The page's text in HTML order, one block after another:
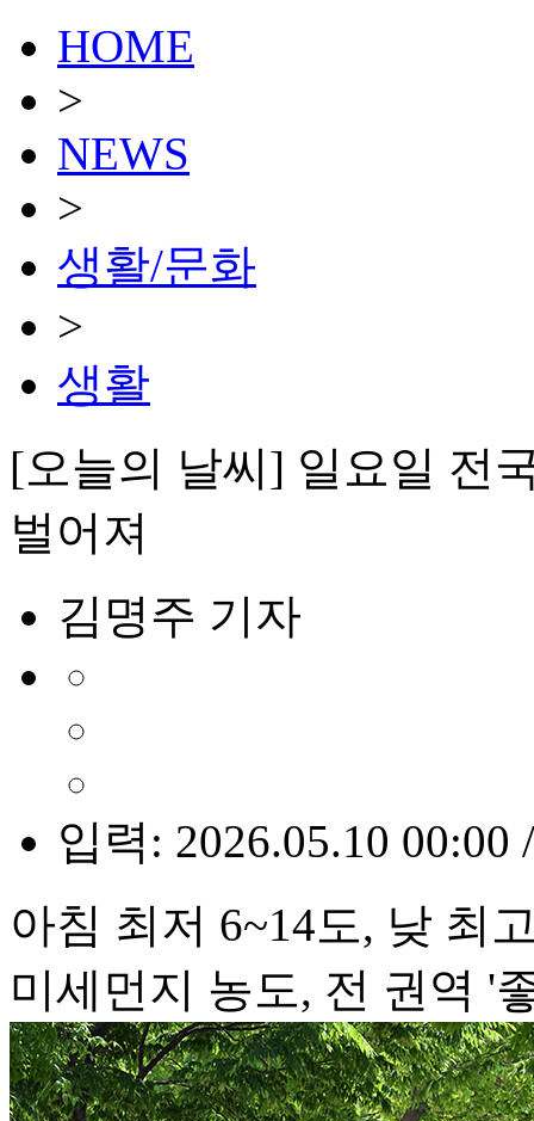
HOME
>
NEWS
>
생활/문화
>
생활
[오늘의 날씨] 일요일 전
벌어져
김명주 기자
입력: 2026.05.10 00:00
아침 최저 6~14도, 낮 최
미세먼지 농도, 전 권역 '